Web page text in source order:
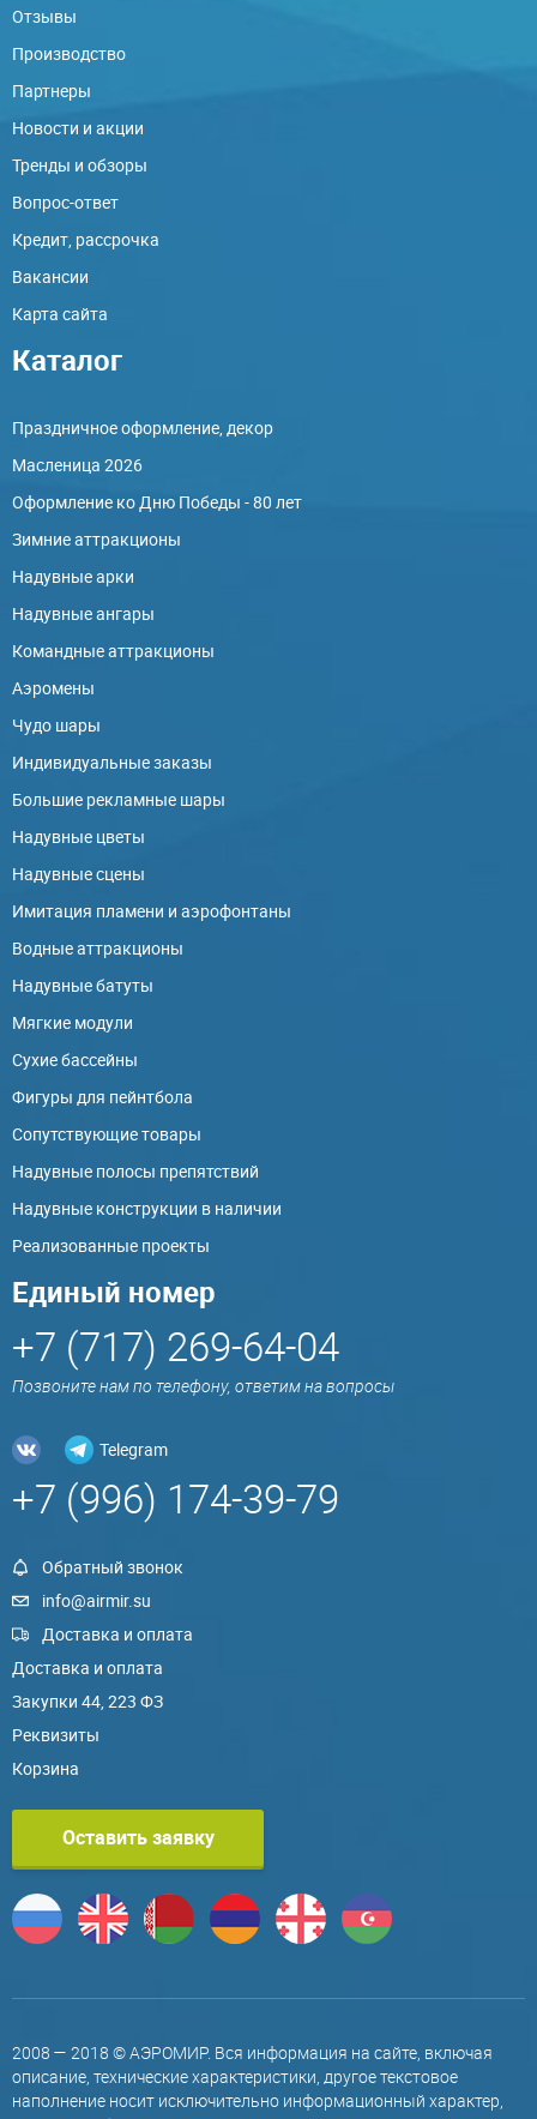
Отзывы
Производство
Партнеры
Новости и акции
Тренды и обзоры
Вопрос-ответ
Кредит, рассрочка
Вакансии
Карта сайта
Каталог
Праздничное оформление, декор
Масленица 2026
Оформление ко Дню Победы - 80 лет
Зимние аттракционы
Надувные арки
Надувные ангары
Командные аттракционы
Аэромены
Чудо шары
Индивидуальные заказы
Большие рекламные шары
Надувные цветы
Надувные сцены
Имитация пламени и аэрофонтаны
Водные аттракционы
Надувные батуты
Мягкие модули
Сухие бассейны
Фигуры для пейнтбола
Сопутствующие товары
Надувные полосы препятствий
Надувные конструкции в наличии
Реализованные проекты
Единый номер
+7 (717) 269-64-04
Позвоните нам по телефону, ответим на вопросы
Telegram
+7 (996) 174-39-79
Обратный звонок
info@airmir.su
Доставка и оплата
Доставка и оплата
Закупки 44, 223 ФЗ
Реквизиты
Корзина
Оставить заявку
2008 — 2018 © АЭРОМИР. Вся информация на сайте, включая
описание, технические характеристики, другое текстовое
наполнение носит исключительно информационный характер,